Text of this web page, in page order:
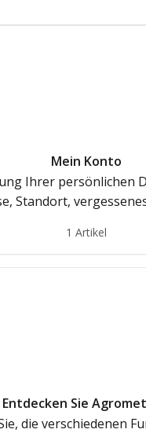
Mein Konto
Ihrer persönlichen
Standort,
1 Artikel
Entdecken Sie
die verschiedenen